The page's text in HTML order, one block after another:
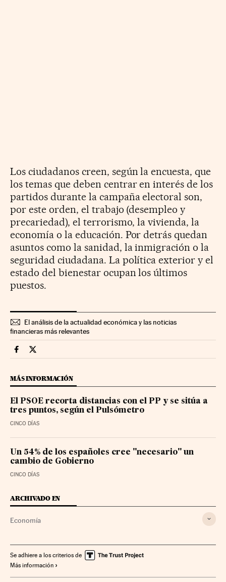
Los ciudadanos creen, según la encuesta, que
los temas que deben centrar en interés de los
partidos durante la campaña electoral son,
por este orden, el trabajo (desempleo y
precariedad), el terrorismo, la vivienda, la
economía o la educación. Por detrás quedan
asuntos como la sanidad, la inmigración o la
seguridad ciudadana. La política exterior y el
estado del bienestar ocupan los últimos
puestos.
El análisis de la actualidad económica y las noticias
financieras más relevantes
Economia Cinco Días en Facebook
Economia Cinco Días en Twitter
MÁS INFORMACIÓN
El PSOE recorta distancias con el PP y se sitúa a
tres puntos, según el Pulsómetro
CINCO DÍAS
Un 54% de los españoles cree "necesario" un
cambio de Gobierno
CINCO DÍAS
ARCHIVADO EN
Economía
Se adhiere a los criterios de
Más información